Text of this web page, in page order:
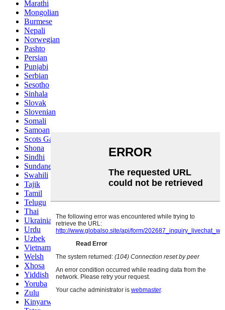
Marathi
Mongolian
Burmese
Nepali
Norwegian
Pashto
Persian
Punjabi
Serbian
Sesotho
Sinhala
Slovak
Slovenian
Somali
Samoan
Scots Gaelic
Shona
Sindhi
Sundanese
Swahili
Tajik
Tamil
Telugu
Thai
Ukrainian
Urdu
Uzbek
Vietnamese
Welsh
Xhosa
Yiddish
Yoruba
Zulu
Kinyarwanda